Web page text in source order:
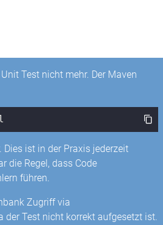
Test nicht mehr. Der Maven
Dies ist in der Praxis jederzeit
die Regel, dass Code
führen.
Zugriff via
der Test nicht korrekt aufgesetzt ist.